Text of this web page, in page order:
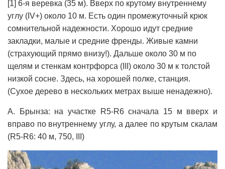
[1] 6-я веревка (35 м). Вверх по крутому внутреннему
углу (IV+) около 10 м. Есть один промежуточный крюк
сомнительной надежности. Хорошо идут средние
закладки, малые и средние френды. Живые камни
(страхующий прямо внизу!). Дальше около 30 м по
щелям и стенкам контрфорса (III) около 30 м к толстой
низкой сосне. Здесь, на хорошей полке, станция.
(Сухое дерево в нескольких метрах выше ненадежно).
А. Брынза: на участке R5-R6 сначала 15 м вверх и
вправо по внутреннему углу, а далее по крутым скалам
(R5-R6: 40 м, 750, III)